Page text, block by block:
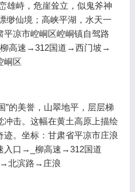
雄峙，危崖耸立，似鬼斧神
缈仙境；高峡平湖，水天一
凉市崆峒区崆峒镇自驾路
高速→312国道→西门坡→
峒区
的美誉，山翠地平，层层梯
冲击。这幅在黄土高原上描绘
。坐标：甘肃省平凉市庄浪
入口→_柳高速→312国道
北滨路→庄浪